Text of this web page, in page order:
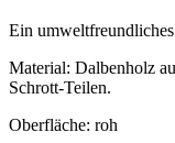
Ein
Material: Dalbenholz
Schrott-Teilen.
Oberfläche: roh